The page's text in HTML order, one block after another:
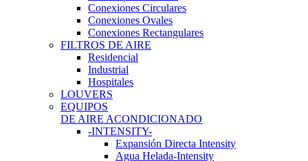
Conexiones Circulares
Conexiones Ovales
Conexiones Rectangulares
FILTROS DE AIRE
Residencial
Industrial
Hospitales
LOUVERS
EQUIPOS
DE AIRE ACONDICIONADO
-INTENSITY-
Expansión Directa Intensity
Agua Helada-Intensity